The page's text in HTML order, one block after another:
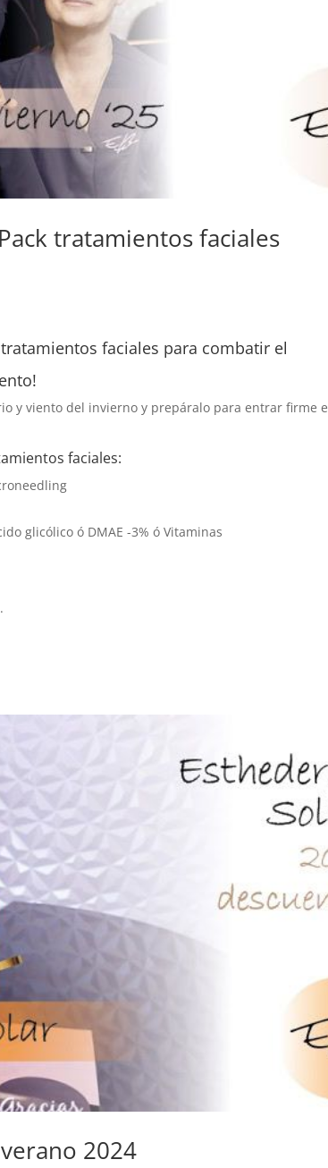
tratamientos faciales
faciales para combatir el
y viento del invierno y prepáralo para entrar firme e
faciales:
glicólico ó DMAE -3% ó Vitaminas
2024